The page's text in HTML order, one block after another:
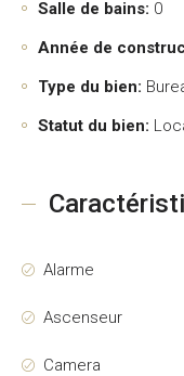
Salle de bains: 0
Année de
Type du bien:
Statut du bien:
Alarme
Ascenseur
Camera